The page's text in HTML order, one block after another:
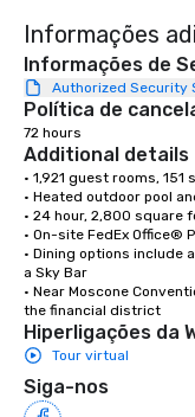
Informações
Informações de
Authorized Security
Política de
72 hours
Additional details
• 1,921 guest rooms, 151
• Heated outdoor pool
• 24 hour, 2,800 square
• On-site FedEx Office®
• Dining options include
a Sky Bar
• Near Moscone
the financial district
Hiperligações da
Tour virtual
Siga-nos